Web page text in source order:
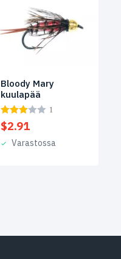
Bloody Mary
kuulapää
1
$2.91
Varastossa